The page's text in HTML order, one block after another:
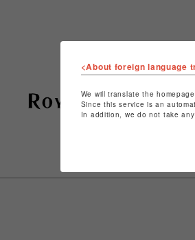
<About foreign language
We will translate the
Since this service is an
In addition, we do not take